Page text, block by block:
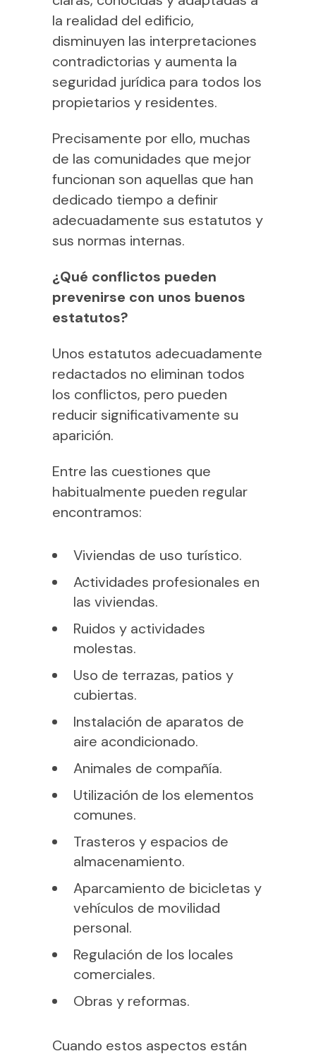
la realidad del edificio,
disminuyen las interpretaciones
contradictorias y aumenta la
seguridad jurídica para todos los
propietarios y residentes.
Precisamente por ello, muchas
de las comunidades que mejor
funcionan son aquellas que han
dedicado tiempo a definir
adecuadamente sus estatutos y
sus normas internas.
¿Qué conflictos pueden
prevenirse con unos buenos
estatutos?
Unos estatutos adecuadamente
redactados no eliminan todos
los conflictos, pero pueden
reducir significativamente su
aparición.
Entre las cuestiones que
habitualmente pueden regular
encontramos:
Viviendas de uso turístico.
Actividades profesionales en
las viviendas.
Ruidos y actividades
molestas.
Uso de terrazas, patios y
cubiertas.
Instalación de aparatos de
aire acondicionado.
Animales de compañía.
Utilización de los elementos
comunes.
Trasteros y espacios de
almacenamiento.
Aparcamiento de bicicletas y
vehículos de movilidad
personal.
Regulación de los locales
comerciales.
Obras y reformas.
Cuando estos aspectos están